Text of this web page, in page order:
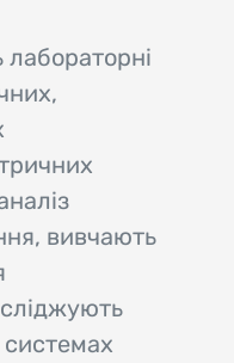
вивчають
системах